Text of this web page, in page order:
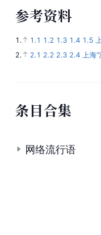
参考资料
1. 1.1 1.2 1.3 1.4 1.5
2.
2.1 2.2 2.3 2.4 上海
条目合集
网络流行语